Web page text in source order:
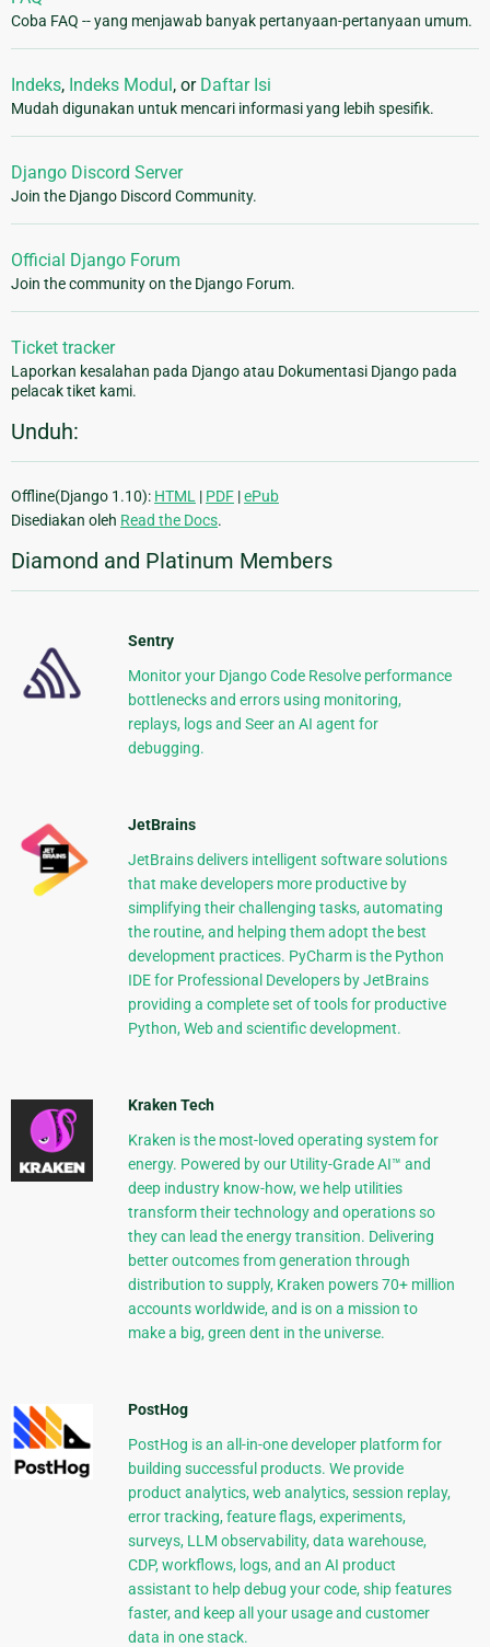
Coba FAQ -- yang menjawab banyak pertanyaan-pertanyaan umum.
Indeks, Indeks Modul, or Daftar Isi
Mudah digunakan untuk mencari informasi yang lebih spesifik.
Django Discord Server
Join the Django Discord Community.
Official Django Forum
Join the community on the Django Forum.
Ticket tracker
Laporkan kesalahan pada Django atau Dokumentasi Django pada
pelacak tiket kami.
Unduh:
Offline(Django 1.10): HTML | PDF |ePub
Disediakan oleh Read the Docs.
Diamond and Platinum Members
Sentry
Monitor your Django Code Resolve performance
bottlenecks and errors using monitoring,
replays, logs and Seer an AI agent for
debugging.
JetBrains
JetBrains delivers intelligent software solutions
that make developers more productive by
simplifying their challenging tasks, automating
the routine, and helping them adopt the best
development practices. PyCharm is the Python
IDE for Professional Developers by JetBrains
providing a complete set of tools for productive
Python, Web and scientific development.
Kraken Tech
Kraken is the most-loved operating system for
energy. Powered by our Utility-Grade AI™ and
deep industry know-how, we help utilities
transform their technology and operations so
they can lead the energy transition. Delivering
better outcomes from generation through
distribution to supply, Kraken powers 70+ million
accounts worldwide, and is on a mission to
make a big, green dent in the universe.
PostHog
PostHog is an all-in-one developer platform for
building successful products. We provide
product analytics, web analytics, session replay,
error tracking, feature flags, experiments,
surveys, LLM observability, data warehouse,
CDP, workflows, logs, and an AI product
assistant to help debug your code, ship features
faster, and keep all your usage and customer
data in one stack.